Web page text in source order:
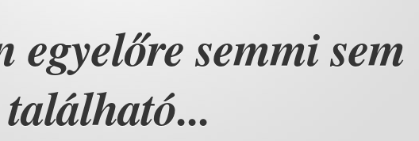
egyelőre semmi sem
található...